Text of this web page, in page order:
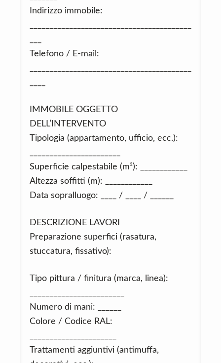
Indirizzo immobile:
Telefono / E‑mail:
IMMOBILE OGGETTO
DELL’INTERVENTO
Tipologia (appartamento, ufficio, ecc.):
Superficie calpestabile (m²): ____________
Altezza soffitti (m): ____________
Data sopralluogo: ____ / ____ / ______
DESCRIZIONE LAVORI
Preparazione superfici (rasatura,
stuccatura, fissativo):
Tipo pittura / finitura (marca, linea):
Numero di mani: ______
Colore / Codice RAL:
Trattamenti aggiuntivi (antimuffa,